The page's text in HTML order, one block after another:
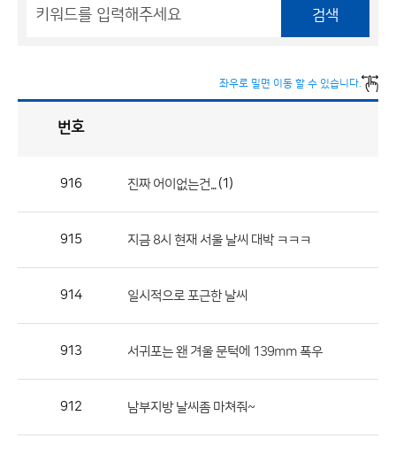
검색
좌우로 밀면 이동 할 수 있습니다.
론
호,
번호
916 진짜 어이없는건... (1)
915 지금 8시 현재 서울 날씨 대박 ㅋㅋㅋ
914 일시적으로 포근한 날씨
913 서귀포는 왠 겨울 문턱에 139mm 폭우
912 남부지방 날씨좀 마쳐줘~